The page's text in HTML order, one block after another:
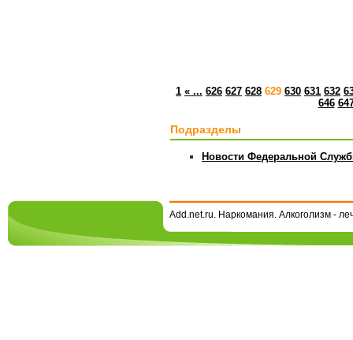
1 « ... 626 627 628 629 630 631 632
646
Подразделы
Новости Федеральной
Add.net.ru. Наркомания. Алкоголизм -